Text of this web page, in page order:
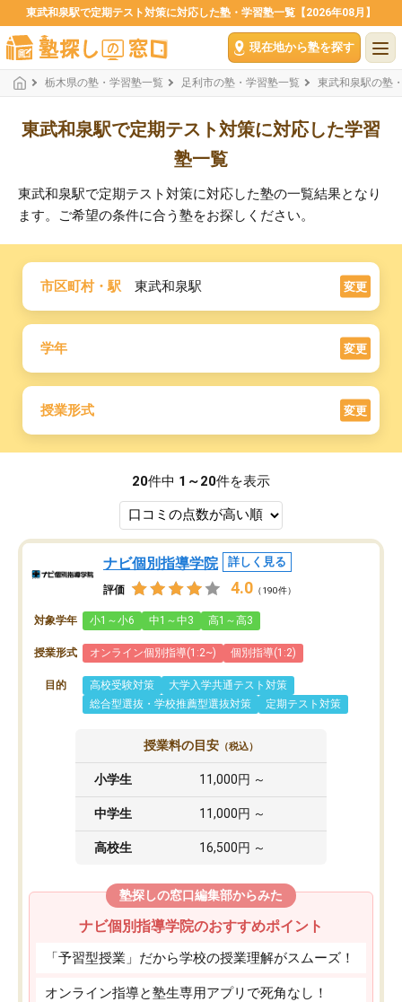
東武和泉駅で定期テスト対策に対応した塾・学習塾一覧【2026年08月】
現在地から塾を探す
栃木県の塾・学習塾一覧 足利市の塾・学習塾一覧 東武和泉駅の塾
東武和泉駅で定期テスト対策に対応した学習
塾一覧
東武和泉駅で定期テスト対策に対応した塾の一覧結果となり
ます。ご希望の条件に合う塾をお探しください。
市区町村・駅 東武和泉駅 変更
学年 変更
授業形式 変更
20件中 1～20件を表示
ナビ個別指導学院 詳しく見る
評価 4.0 （190件）
対象学年 小1～小6 中1～中3 高1～高3
授業形式 オンライン個別指導(1:2~) 個別指導(1:2)
目的 高校受験対策
大学入学共通テスト対策
総合型選抜・学校推薦型選抜対策
定期テスト対策
授業料の目安 （税込）
小学生 11,000円 ～
中学生 11,000円 ～
高校生 16,500円 ～
塾探しの窓口編集部からみた
ナビ個別指導学院のおすすめポイント
「予習型授業」だから学校の授業理解がスムーズ！
オンライン指導と塾生専用アプリで死角なし！